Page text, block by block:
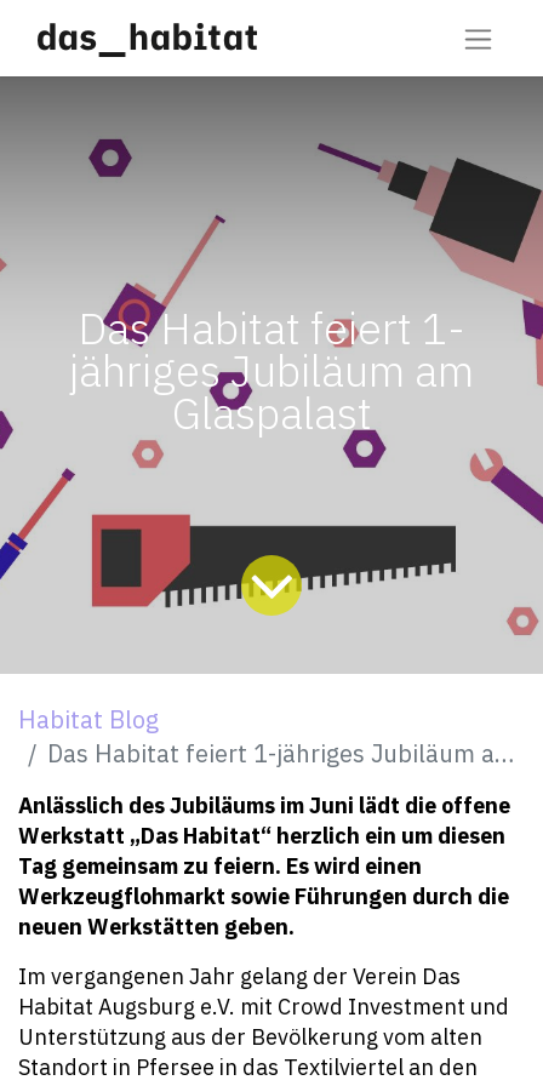
Das Habitat feiert 1-
jähriges Jubiläum am
Glaspalast
Habitat Blog
Das Habitat feiert 1-jähriges Jubiläum am Glaspalast
Anlässlich des Jubiläums im Juni lädt die offene
Werkstatt „Das Habitat“ herzlich ein um diesen
Tag gemeinsam zu feiern. Es wird einen
Werkzeugflohmarkt sowie Führungen durch die
neuen Werkstätten geben.
Im vergangenen Jahr gelang der Verein Das
Habitat Augsburg e.V. mit Crowd Investment und
Unterstützung aus der Bevölkerung vom alten
Standort in Pfersee in das Textilviertel an den